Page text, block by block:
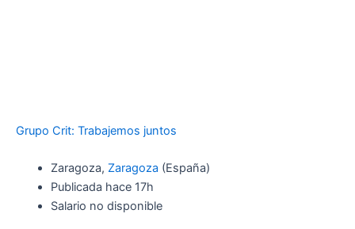
Grupo Crit: Trabajemos juntos
Zaragoza, Zaragoza (España)
Publicada hace 17h
Salario no disponible